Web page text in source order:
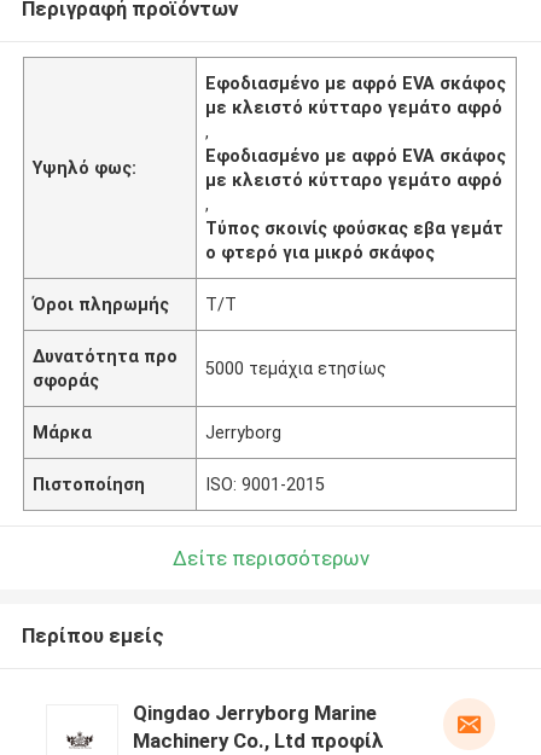
Περιγραφή προϊόντων
Υψηλό φως:
Εφοδιασμένο με αφρό EVA σκάφος
με κλειστό κύτταρο γεμάτο αφρό
,
Εφοδιασμένο με αφρό EVA σκάφος
με κλειστό κύτταρο γεμάτο αφρό
,
Τύπος σκοινίς φούσκας εβα γεμάτ
ο φτερό για μικρό σκάφος
Όροι πληρωμής Τ/Τ
Δυνατότητα προ
σφοράς
5000 τεμάχια ετησίως
Μάρκα Jerryborg
Πιστοποίηση ISO: 9001-2015
Δείτε περισσότερων
Περίπου εμείς
Qingdao Jerryborg Marine
Machinery Co., Ltd προφίλ